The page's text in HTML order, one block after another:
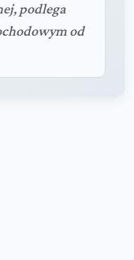
podlega
od